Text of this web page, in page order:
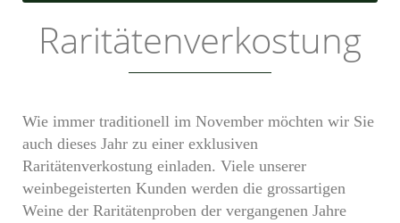
Raritätenverkostung
Wie immer traditionell im November möchten wir Sie
auch dieses Jahr zu einer exklusiven
Raritätenverkostung einladen. Viele unserer
weinbegeisterten Kunden werden die grossartigen
Weine der Raritätenproben der vergangenen Jahre